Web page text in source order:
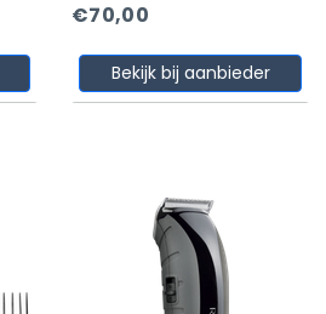
€70,00
Bekijk bij aanbieder